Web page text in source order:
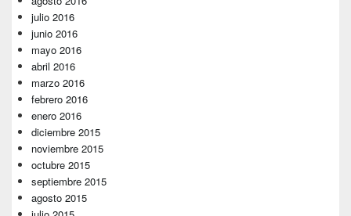
julio 2016
junio 2016
mayo 2016
abril 2016
marzo 2016
febrero 2016
enero 2016
diciembre 2015
noviembre 2015
octubre 2015
septiembre 2015
agosto 2015